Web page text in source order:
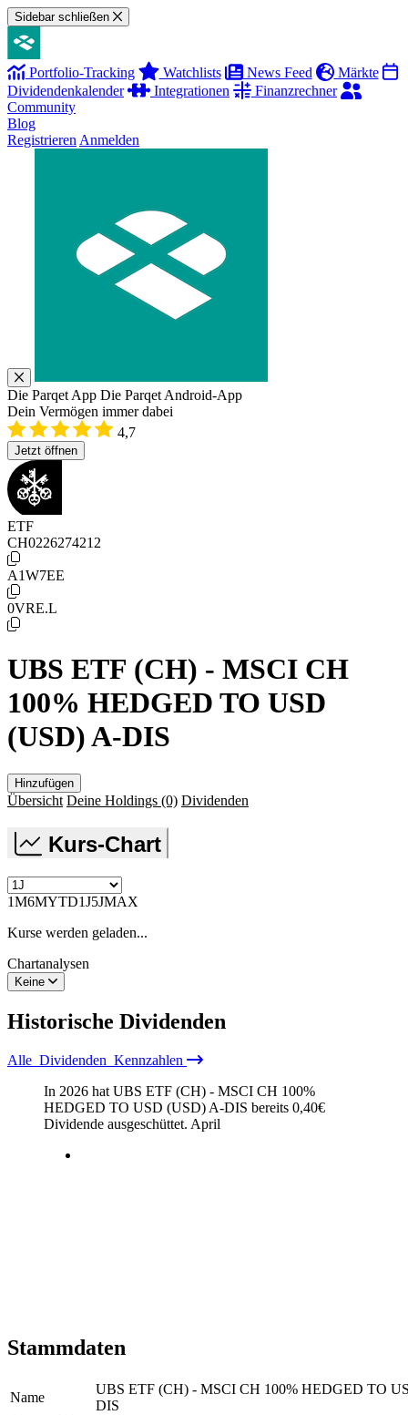
Sidebar schließen
Portfolio-Tracking Watchlists News Feed
Märkte
Dividendenkalender
Integrationen
Finanzrechner
Community
Blog
Registrieren Anmelden
Die Parqet App Die Parqet Android-App
Dein Vermögen immer dabei
4,7
Jetzt öffnen
ETF
CH0226274212
A1W7EE
0VRE.L
UBS ETF (CH) - MSCI CH
100% HEDGED TO USD
(USD) A-DIS
Hinzufügen
Übersicht Deine Holdings (0) Dividenden
Kurs-Chart
1M6MYTD1J5JMAX
Kurse werden geladen...
Chartanalysen
Keine
Historische Dividenden
Alle Dividenden Kennzahlen
In 2026 hat UBS ETF (CH) - MSCI CH 100%
HEDGED TO USD (USD) A-DIS bereits 0,40€
Dividende ausgeschüttet. April
Stammdaten
Name
UBS ETF (CH) - MSCI CH 100% HEDGED TO
DIS